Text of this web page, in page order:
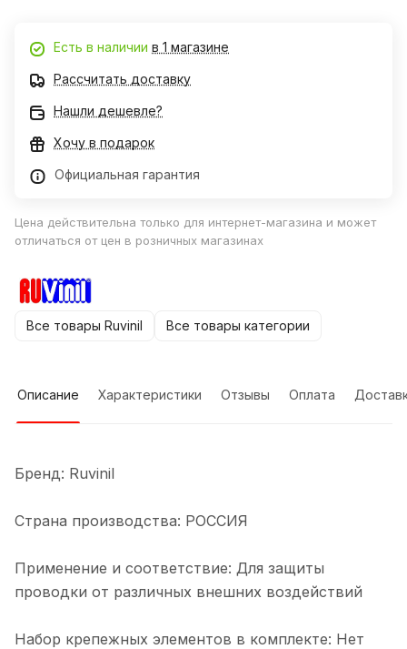
Есть в наличии в 1 магазине
Рассчитать доставку
Нашли дешевле?
Хочу в подарок
Официальная гарантия
Цена действительна только для интернет-магазина и может
отличаться от цен в розничных магазинах
Все товары Ruvinil Все товары категории
Описание Характеристики Отзывы Оплата
Бренд: Ruvinil
Страна производства: РОССИЯ
Применение и соответствие: Для защиты
проводки от различных внешних воздействий
Набор крепежных элементов в комплекте: Нет